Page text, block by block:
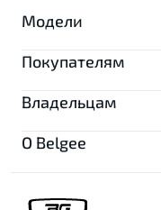
Модели
МОДЕЛИ
X50+
S50
Покупателям
ВЫБОР И ПОКУПКА
Автомобили в наличии
Владельцам
СЕРВИС
О Belgee